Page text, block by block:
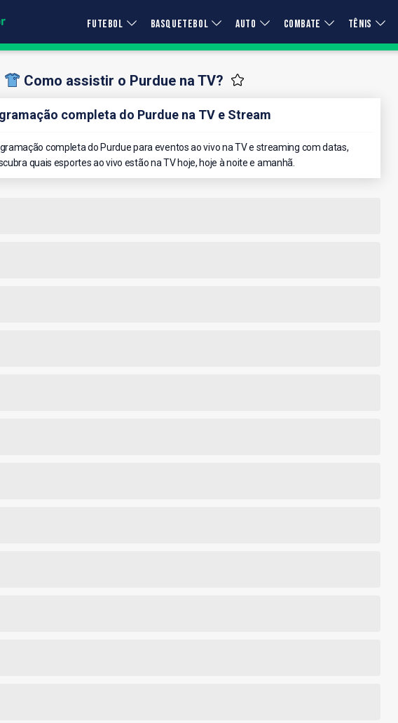
FUTEBOL BASQUETEBOL AUTO COMBATE TÊNIS
Como assistir o Purdue na TV?
completa do Purdue na TV e Stream
completa do Purdue para eventos ao vivo na TV e streaming com datas,
quais esportes ao vivo estão na TV hoje, hoje à noite e amanhã.